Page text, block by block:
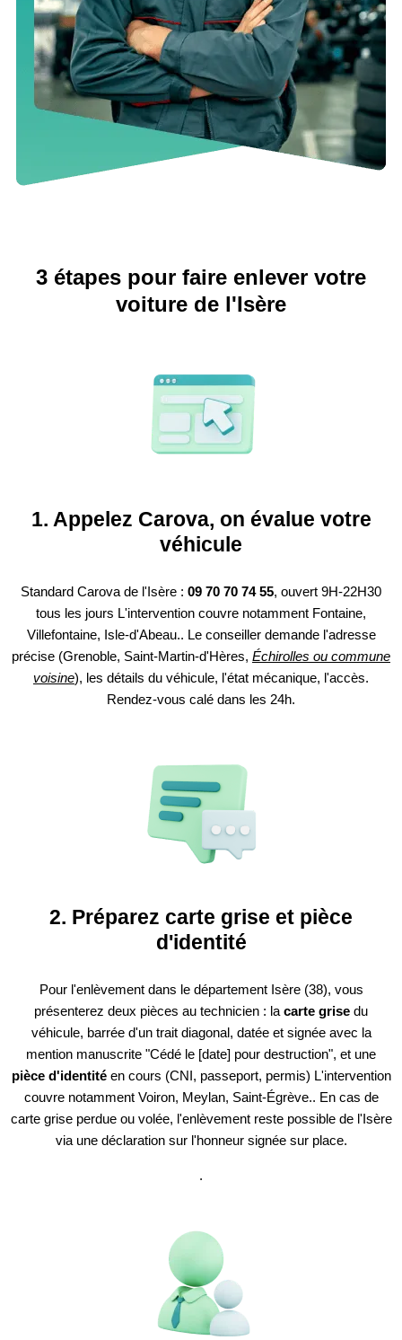
3 étapes pour faire enlever votre
voiture de l'Isère
1. Appelez Carova, on évalue votre
véhicule
Standard Carova de l'Isère : 09 70 70 74 55, ouvert 9H-22H30
tous les jours L'intervention couvre notamment Fontaine,
Villefontaine, Isle-d'Abeau.. Le conseiller demande l'adresse
précise (Grenoble, Saint-Martin-d'Hères, Échirolles ou commune
voisine), les détails du véhicule, l'état mécanique, l'accès.
Rendez-vous calé dans les 24h.
2. Préparez carte grise et pièce
d'identité
Pour l'enlèvement dans le département Isère (38), vous
présenterez deux pièces au technicien : la carte grise du
véhicule, barrée d'un trait diagonal, datée et signée avec la
mention manuscrite "Cédé le [date] pour destruction", et une
pièce d'identitéen cours (CNI, passeport, permis) L'intervention
couvre notamment Voiron, Meylan, Saint-Égrève.. En cas de
carte grise perdue ou volée, l'enlèvement reste possible de l'Isère
via une déclaration sur l'honneur signée sur place.
.